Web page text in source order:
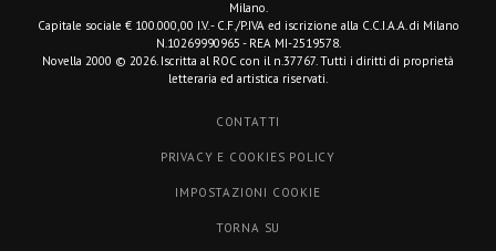
Milano.
Capitale sociale € 100.000,00 I.V. - C.F./P.IVA ed iscrizione alla C.C.I.A.A. di Milano
N.10269990965 - REA MI-2519578.
Novella 2000 © 2026. Iscritta al ROC con il n.37767. Tutti i diritti di proprietà
letteraria ed artistica riservati.
CONTATTI
PRIVACY E COOKIES POLICY
IMPOSTAZIONI COOKIE
TORNA SU